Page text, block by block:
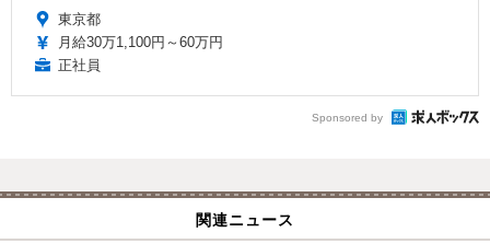
東京都
月給30万1,100円～60万円
正社員
Sponsored by
関連ニュース